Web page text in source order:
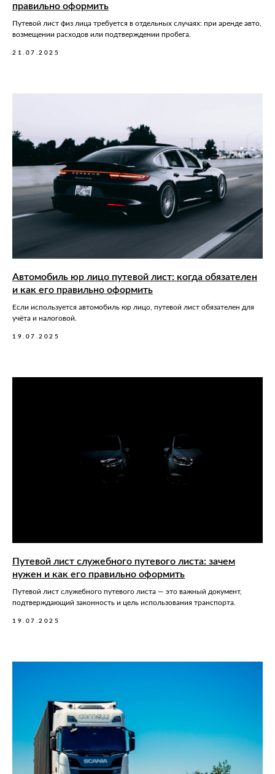
правильно оформить
Путевой лист физ лица требуется в отдельных случаях: при аренде авто,
возмещении расходов или подтверждении пробега.
21.07.2025
Автомобиль юр лицо путевой лист: когда обязателен
и как его правильно оформить
Если используется автомобиль юр лицо, путевой лист обязателен для
учёта и налоговой.
19.07.2025
Путевой лист служебного путевого листа: зачем
нужен и как его правильно оформить
Путевой лист служебного путевого листа — это важный документ,
подтверждающий законность и цель использования транспорта.
19.07.2025